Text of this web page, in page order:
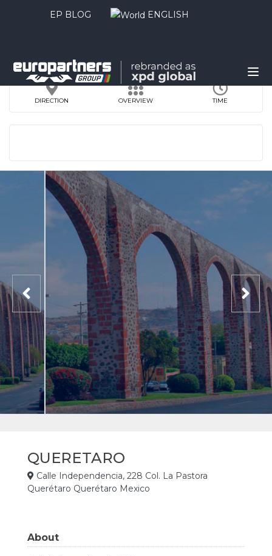
EP BLOG ENGLISH
DIRECTION OVERVIEW TIME
QUERETARO
Calle Independencia, 228 Col. La Pastora
Querétaro Querétaro Mexico
About